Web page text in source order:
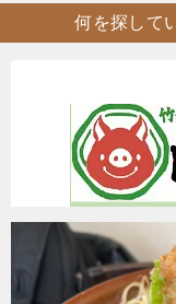
何を探して